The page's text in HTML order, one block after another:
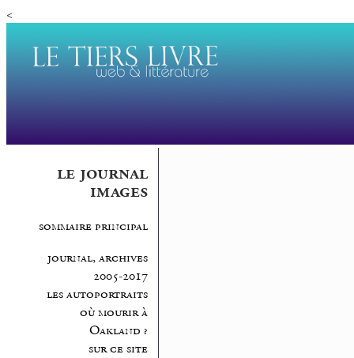
<
le journal
images
sommaire principal
journal, archives
2005-2017
les autoportraits
où mourir à
Oakland ?
sur ce site